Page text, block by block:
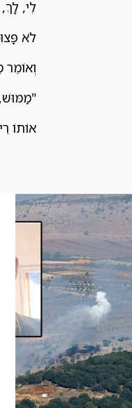
לִי,
לֹא
וְאוֹמֵר
"מַמּוּשׁ,
אוֹתוֹ